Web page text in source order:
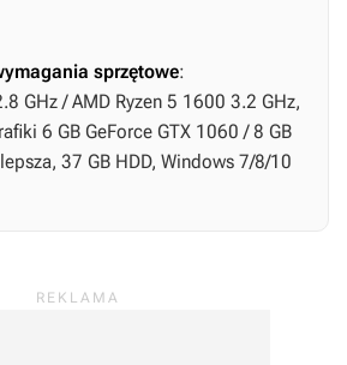
sprzętowe:
GHz / AMD Ryzen 5 1600 3.2 GHz,
6 GB GeForce GTX 1060 / 8 GB
37 GB HDD, Windows 7/8/10